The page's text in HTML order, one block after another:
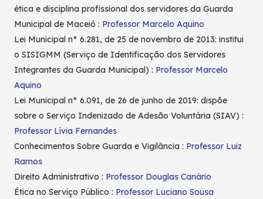
ética e disciplina profissional dos servidores da Guarda
Municipal de Maceió : Professor Marcelo Aquino
Lei Municipal n° 6.281, de 25 de novembro de 2013: institui
o SISIGMM (Serviço de Identificação dos Servidores
Integrantes da Guarda Municipal) : Professor Marcelo
Aquino
Lei Municipal n° 6.091, de 26 de junho de 2019: dispõe
sobre o Serviço Indenizado de Adesão Voluntária (SIAV) :
Professor Lívia Fernandes
Conhecimentos Sobre Guarda e Vigilância : Professor Luiz
Ramos
Direito Administrativo : Professor Douglas Canário
Ética no Serviço Público : Professor Luciano Sousa